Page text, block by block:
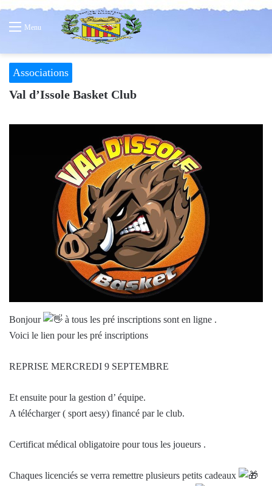
Menu
Associations
Val d’Issole Basket Club
Bonjour
à tous les pré inscriptions sont en ligne .
Voici le lien pour les pré inscriptions
REPRISE MERCREDI 9 SEPTEMBRE
Et ensuite pour la gestion d’ équipe.
A télécharger ( sport aesy) financé par le club.
Certificat médical obligatoire pour tous les joueurs .
Chaques licenciés se verra remettre plusieurs petits cadeaux